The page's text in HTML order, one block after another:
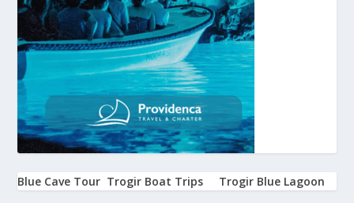
Blue Cave Tour Trogir Boat Trips Trogir Blue Lagoon